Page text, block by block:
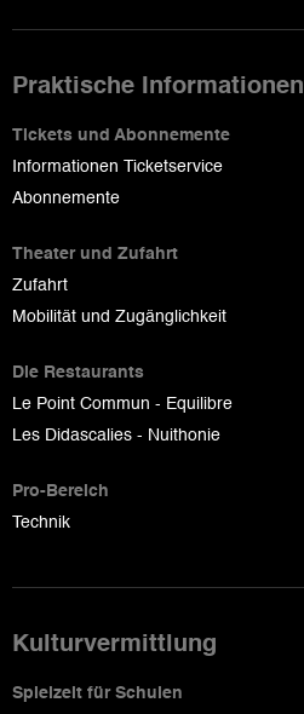
Praktische Informationen
Tickets und Abonnemente
Informationen Ticketservice
Abonnemente
Theater und Zufahrt
Zufahrt
Mobilität und Zugänglichkeit
Die Restaurants
Le Point Commun - Equilibre
Les Didascalies - Nuithonie
Pro-Bereich
Technik
Kulturvermittlung
Spielzeit für Schulen